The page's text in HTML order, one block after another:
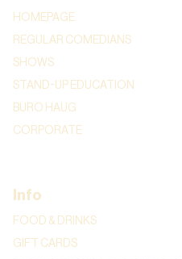
HOMEPAGE
REGULAR COMEDIANS
SHOWS
STAND-UP EDUCATION
BURO HAUG
CORPORATE
Info
FOOD & DRINKS
GIFT CARDS